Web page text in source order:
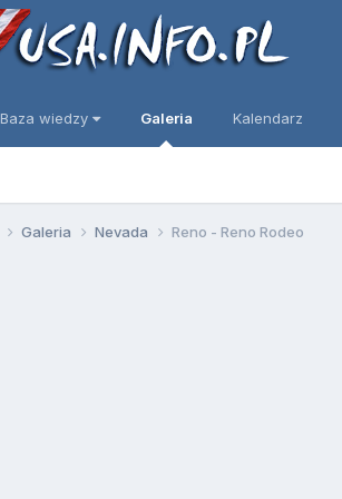
Baza wiedzy Galeria Kalendarz
Galeria Nevada Reno - Reno Rodeo